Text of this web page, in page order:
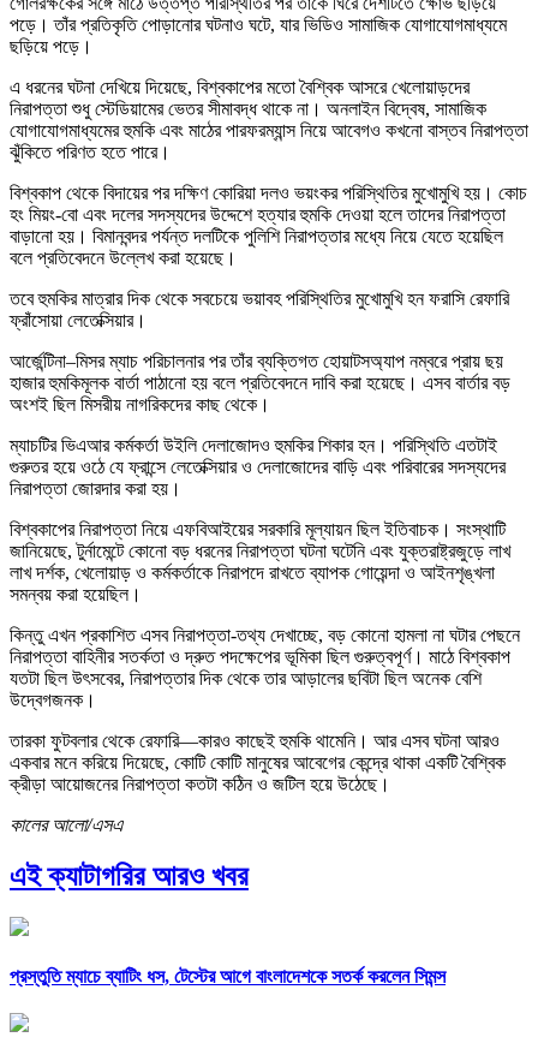
পড়ে। তাঁর প্রতিকৃতি পোড়ানোর ঘটনাও ঘটে, যার ভিডিও সামাজিক যোগাযোগমাধ্যমে
ছড়িয়ে পড়ে।
এ ধরনের ঘটনা দেখিয়ে দিয়েছে, বিশ্বকাপের মতো বৈশ্বিক আসরে খেলোয়াড়দের
নিরাপত্তা শুধু স্টেডিয়ামের ভেতর সীমাবদ্ধ থাকে না। অনলাইন বিদ্বেষ, সামাজিক
যোগাযোগমাধ্যমের হুমকি এবং মাঠের পারফরম্যান্স নিয়ে আবেগও কখনো বাস্তব নিরাপত্তা
ঝুঁকিতে পরিণত হতে পারে।
বিশ্বকাপ থেকে বিদায়ের পর দক্ষিণ কোরিয়া দলও ভয়ংকর পরিস্থিতির মুখোমুখি হয়। কোচ
হং মিয়ং-বো এবং দলের সদস্যদের উদ্দেশে হত্যার হুমকি দেওয়া হলে তাদের নিরাপত্তা
বাড়ানো হয়। বিমানবন্দর পর্যন্ত দলটিকে পুলিশি নিরাপত্তার মধ্যে নিয়ে যেতে হয়েছিল
বলে প্রতিবেদনে উল্লেখ করা হয়েছে।
তবে হুমকির মাত্রার দিক থেকে সবচেয়ে ভয়াবহ পরিস্থিতির মুখোমুখি হন ফরাসি রেফারি
ফ্রাঁসোয়া লেতেক্সিয়ার।
আর্জেন্টিনা–মিসর ম্যাচ পরিচালনার পর তাঁর ব্যক্তিগত হোয়াটসঅ্যাপ নম্বরে প্রায় ছয়
হাজার হুমকিমূলক বার্তা পাঠানো হয় বলে প্রতিবেদনে দাবি করা হয়েছে। এসব বার্তার বড়
অংশই ছিল মিসরীয় নাগরিকদের কাছ থেকে।
ম্যাচটির ভিএআর কর্মকর্তা উইলি দেলাজোদও হুমকির শিকার হন। পরিস্থিতি এতটাই
গুরুতর হয়ে ওঠে যে ফ্রান্সে লেতেক্সিয়ার ও দেলাজোদের বাড়ি এবং পরিবারের সদস্যদের
নিরাপত্তা জোরদার করা হয়।
বিশ্বকাপের নিরাপত্তা নিয়ে এফবিআইয়ের সরকারি মূল্যায়ন ছিল ইতিবাচক। সংস্থাটি
জানিয়েছে, টুর্নামেন্টে কোনো বড় ধরনের নিরাপত্তা ঘটনা ঘটেনি এবং যুক্তরাষ্ট্রজুড়ে লাখ
লাখ দর্শক, খেলোয়াড় ও কর্মকর্তাকে নিরাপদে রাখতে ব্যাপক গোয়েন্দা ও আইনশৃঙ্খলা
সমন্বয় করা হয়েছিল।
কিন্তু এখন প্রকাশিত এসব নিরাপত্তা-তথ্য দেখাচ্ছে, বড় কোনো হামলা না ঘটার পেছনে
নিরাপত্তা বাহিনীর সতর্কতা ও দ্রুত পদক্ষেপের ভূমিকা ছিল গুরুত্বপূর্ণ। মাঠে বিশ্বকাপ
যতটা ছিল উৎসবের, নিরাপত্তার দিক থেকে তার আড়ালের ছবিটা ছিল অনেক বেশি
উদ্বেগজনক।
তারকা ফুটবলার থেকে রেফারি—কারও কাছেই হুমকি থামেনি। আর এসব ঘটনা আরও
একবার মনে করিয়ে দিয়েছে, কোটি কোটি মানুষের আবেগের কেন্দ্রে থাকা একটি বৈশ্বিক
ক্রীড়া আয়োজনের নিরাপত্তা কতটা কঠিন ও জটিল হয়ে উঠেছে।
কালের আলো/এসএ
এই ক্যাটাগরির আরও খবর
প্রস্তুতি ম্যাচে ব্যাটিং ধস, টেস্টের আগে বাংলাদেশকে সতর্ক করলেন সিমন্স